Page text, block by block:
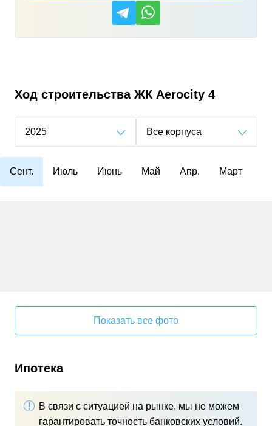
Ход строительства ЖК Aerocity 4
2025 Все корпуса
Сент. Июль Июнь Май Апр. Март
Показать все фото
Ипотека
В связи с ситуацией на рынке, мы не можем
гарантировать точность банковских условий.